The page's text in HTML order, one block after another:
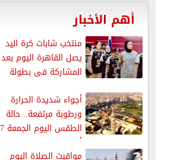
أهم الأخبار
منتخب شابات كرة اليد
يصل القاهرة اليوم بعد
المشاركة فى بطولة
أجواء شديدة الحرارة
ورطوبة مرتفعة.. حالة
الطقس اليوم الجمعة 7
أغسطس 2026
مواقيت الصلاة اليوم